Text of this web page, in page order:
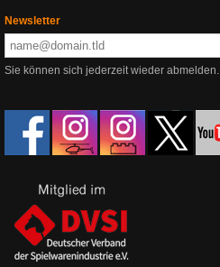
Newsletter
Sie können sich jederzeit wieder abmelden.